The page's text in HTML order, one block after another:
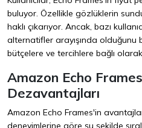
buluyor. Özellikle gözlüklerin
haklı çıkarıyor. Ancak, bazı
alternatifler arayışında olduğunu
bütçelere ve tercihlere bağlı
Amazon Echo
Dezavantajları
Amazon Echo Frames'in
deneyimlerine göre şu şekilde